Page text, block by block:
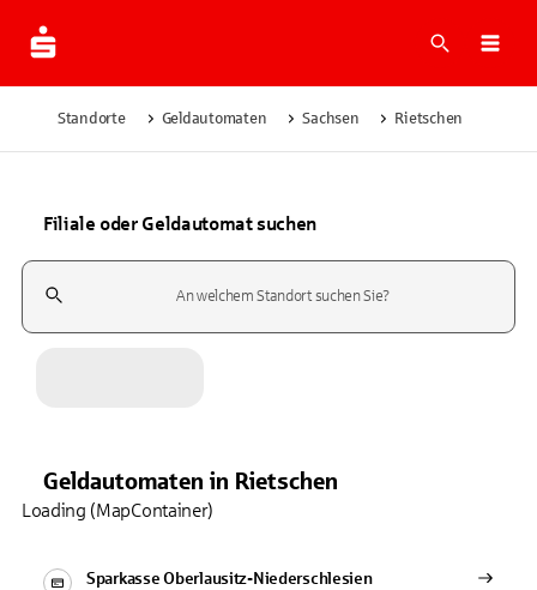
Suche
Standorte Geldautomaten Sachsen Rietschen
Filiale oder Geldautomat suchen
Suchfeld
Geldautomaten in Rietschen
Sparkasse Oberlausitz-Niederschlesien
Loading (MapContainer)